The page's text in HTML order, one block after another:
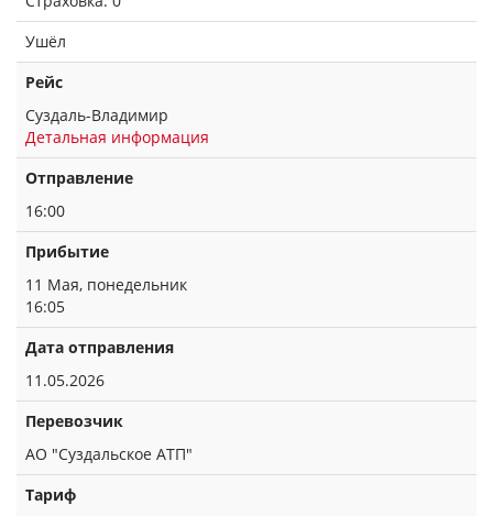
Ушёл
Рейс
Суздаль-Владимир
Детальная информация
Отправление
16:00
Прибытие
11 Мая, понедельник
16:05
Дата отправления
11.05.2026
Перевозчик
АО "Суздальское АТП"
Тариф